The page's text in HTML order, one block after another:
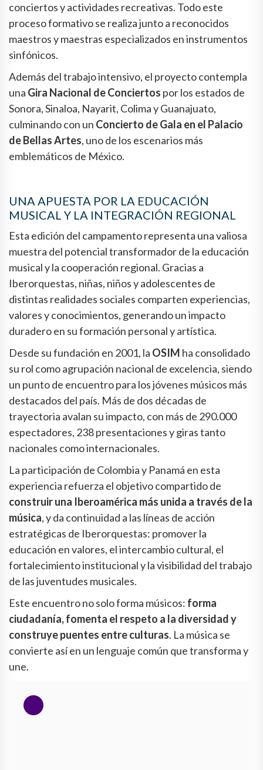
conciertos y actividades recreativas. Todo este
proceso formativo se realiza junto a reconocidos
maestros y maestras especializados en instrumentos
sinfónicos.
Además del trabajo intensivo, el proyecto contempla
una Gira Nacional de Conciertos por los estados de
Sonora, Sinaloa, Nayarit, Colima y Guanajuato,
culminando con un Concierto de Gala en el Palacio
de Bellas Artes, uno de los escenarios más
emblemáticos de México.
UNA APUESTA POR LA EDUCACIÓN
MUSICAL Y LA INTEGRACIÓN REGIONAL
Esta edición del campamento representa una valiosa
muestra del potencial transformador de la educación
musical y la cooperación regional. Gracias a
Iberorquestas, niñas, niños y adolescentes de
distintas realidades sociales comparten experiencias,
valores y conocimientos, generando un impacto
duradero en su formación personal y artística.
Desde su fundación en 2001, la OSIM ha consolidado
su rol como agrupación nacional de excelencia, siendo
un punto de encuentro para los jóvenes músicos más
destacados del país. Más de dos décadas de
trayectoria avalan su impacto, con más de 290.000
espectadores, 238 presentaciones y giras tanto
nacionales como internacionales.
La participación de Colombia y Panamá en esta
experiencia refuerza el objetivo compartido de
construir una Iberoamérica más unida a través de la
música, y da continuidad a las líneas de acción
estratégicas de Iberorquestas: promover la
educación en valores, el intercambio cultural, el
fortalecimiento institucional y la visibilidad del trabajo
de las juventudes musicales.
Este encuentro no solo forma músicos: forma
ciudadanía, fomenta el respeto a la diversidad y
construye puentes entre culturas. La música se
convierte así en un lenguaje común que transforma y
une.